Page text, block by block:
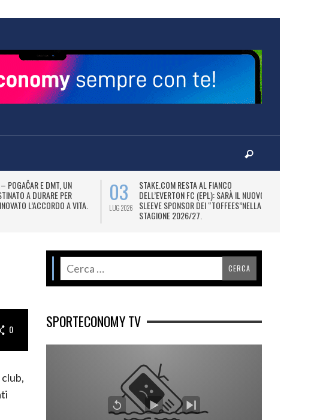
POGAČAR E DMT, UN
A DURARE PER
L’ACCORDO A VITA.
03
LUG 2026
STAKE.COM RESTA AL FIANCO
DELL’EVERTON FC (EPL): SARÀ IL NUOVO
SLEEVE SPONSOR DEI “TOFFEES”NELLA
STAGIONE 2026/27.
0 SPORTECONOMY TV